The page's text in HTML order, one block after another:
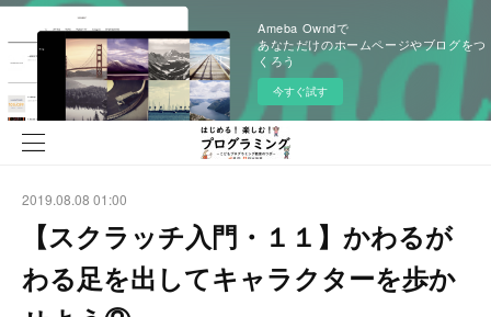
Ameba Owndで
あなただけのホームページやブログをつ
くろう
今すぐ試す
2019.08.08 01:00
【スクラッチ入門・１１】かわるが
わる足を出してキャラクターを歩か